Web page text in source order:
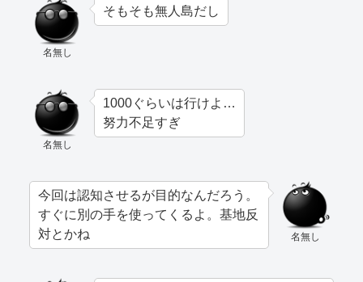
名無し
そもそも無人島だし
名無し
1000ぐらいは行けよ…
努力不足すぎ
名無し
今回は認知させるが目的なんだろう。
すぐに別の手を使ってくるよ。基地反
対とかね